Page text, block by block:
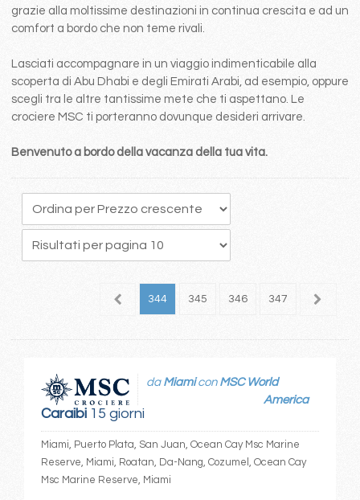
grazie alla moltissime destinazioni in continua crescita e ad un
comfort a bordo che non teme rivali.
Lasciati accompagnare in un viaggio indimenticabile alla
scoperta di Abu Dhabi e degli Emirati Arabi, ad esempio, oppure
scegli tra le altre tantissime mete che ti aspettano. Le
crociere MSC ti porteranno dovunque desideri arrivare.
Benvenuto a bordo della vacanza della tua vita.
343 344 345 346 347 348
Caraibi15 giorni
da Miamicon MSC World
America
Miami, Puerto Plata, San Juan, Ocean Cay Msc Marine
Reserve, Miami, Roatan, Da-Nang, Cozumel, Ocean Cay
Msc Marine Reserve, Miami